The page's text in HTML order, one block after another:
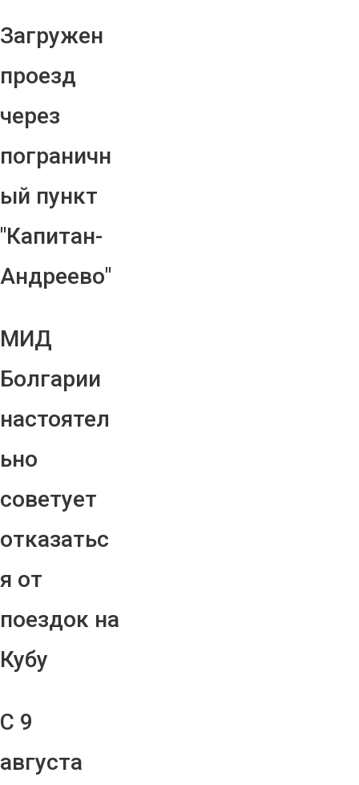
Загружен
проезд
через
пограничн
ый пункт
"Капитан-
Андреево"
МИД
Болгарии
настоятел
ьно
советует
отказатьс
я от
поездок на
Кубу
С 9
августа